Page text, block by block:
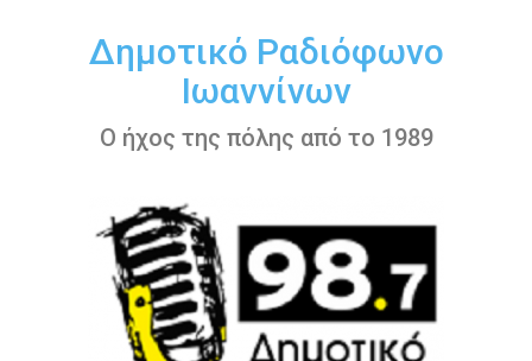
περιεχόμενοΔημοτικό Ραδιόφωνο
Ιωαννίνων
Ο ήχος της πόλης από το 1989